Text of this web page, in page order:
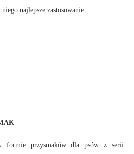
najlepsze zastosowanie.
formie przysmaków dla psów z serii